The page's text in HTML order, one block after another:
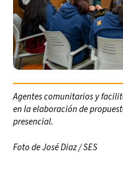
Agentes comunitarios y
en la elaboración de
presencial.
Foto de José Diaz / SES